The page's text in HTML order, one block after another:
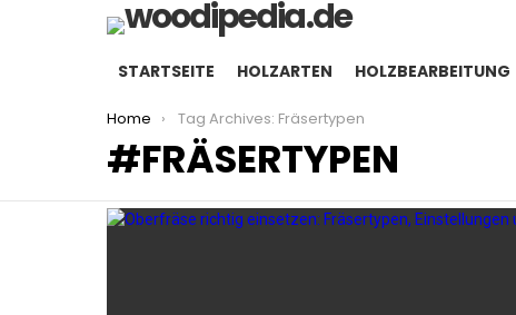
STARTSEITE HOLZARTEN HOLZBEARBEITUNG
You are here:
Home Tag Archives: Fräsertypen
FRÄSERTYPEN
LATEST
STORIES